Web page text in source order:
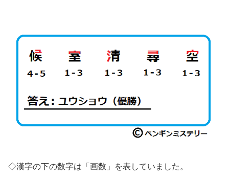
◇漢字の下の数字は「画数」を表していました。